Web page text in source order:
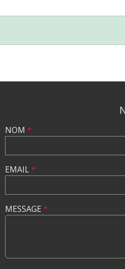
NOM *
EMAIL*
MESSAGE *